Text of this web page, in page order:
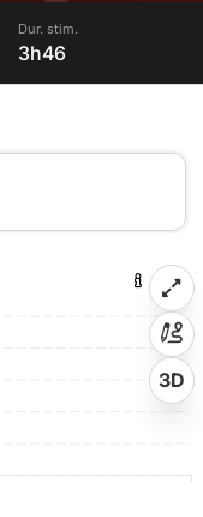
Dur. stim.
3h46
3D